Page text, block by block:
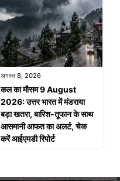
अगस्त 8, 2026
कल का मौसम 9 August
2026: उत्तर भारत में मंडराया
बड़ा खतरा, बारिश-तूफान के साथ
आसमानी आफत का अलर्ट, चेक
करें आईएमडी रिपोर्ट